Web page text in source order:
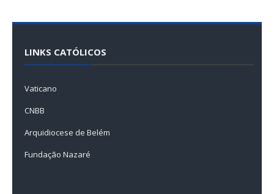
LINKS CATÓLICOS
Vaticano
CNBB
Arquidiocese de Belém
Fundação Nazaré